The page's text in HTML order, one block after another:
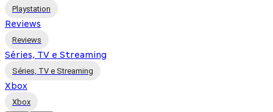
Playstation
Reviews
Reviews
Séries, TV e Streaming
Séries, TV e Streaming
Xbox
Xbox